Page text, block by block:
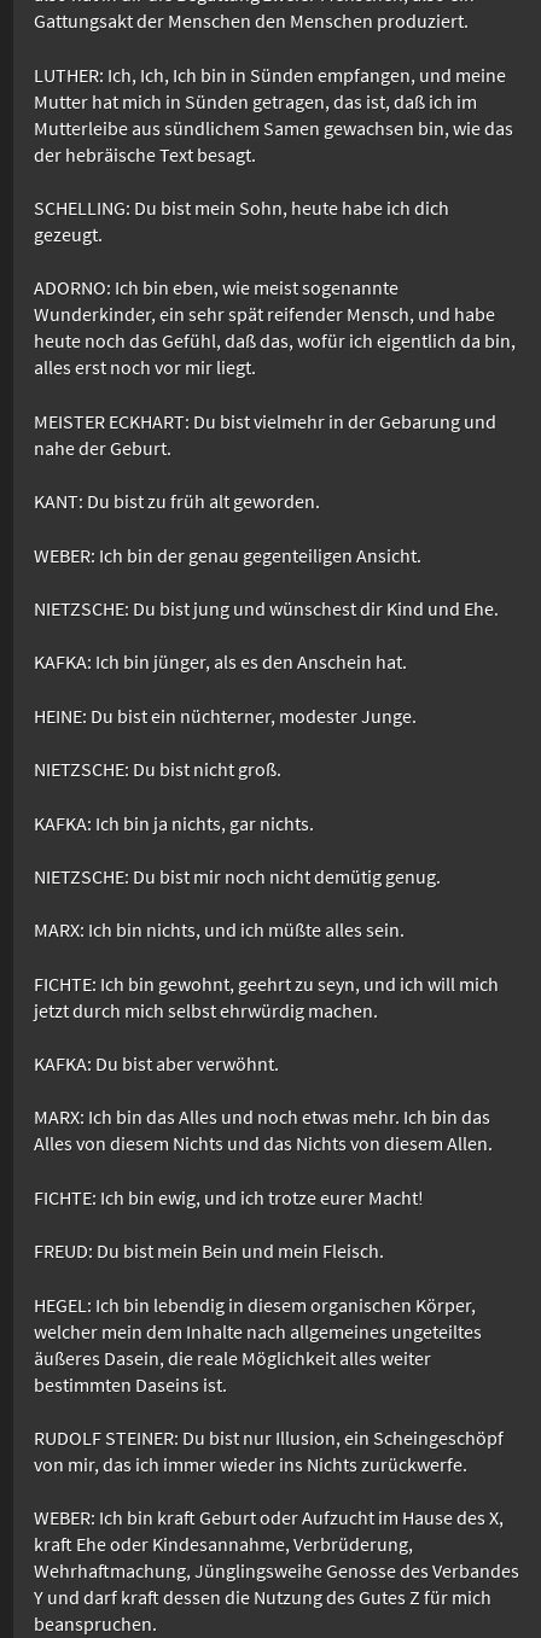
Gattungsakt der Menschen den Menschen produziert.
LUTHER: Ich, Ich, Ich bin in Sünden empfangen, und meine
Mutter hat mich in Sünden getragen, das ist, daß ich im
Mutterleibe aus sündlichem Samen gewachsen bin, wie das
der hebräische Text besagt.
SCHELLING: Du bist mein Sohn, heute habe ich dich
gezeugt.
ADORNO: Ich bin eben, wie meist sogenannte
Wunderkinder, ein sehr spät reifender Mensch, und habe
heute noch das Gefühl, daß das, wofür ich eigentlich da bin,
alles erst noch vor mir liegt.
MEISTER ECKHART: Du bist vielmehr in der Gebarung und
nahe der Geburt.
KANT: Du bist zu früh alt geworden.
WEBER: Ich bin der genau gegenteiligen Ansicht.
NIETZSCHE: Du bist jung und wünschest dir Kind und Ehe.
KAFKA: Ich bin jünger, als es den Anschein hat.
HEINE: Du bist ein nüchterner, modester Junge.
NIETZSCHE: Du bist nicht groß.
KAFKA: Ich bin ja nichts, gar nichts.
NIETZSCHE: Du bist mir noch nicht demütig genug.
MARX: Ich bin nichts, und ich müßte alles sein.
FICHTE: Ich bin gewohnt, geehrt zu seyn, und ich will mich
jetzt durch mich selbst ehrwürdig machen.
KAFKA: Du bist aber verwöhnt.
MARX: Ich bin das Alles und noch etwas mehr. Ich bin das
Alles von diesem Nichts und das Nichts von diesem Allen.
FICHTE: Ich bin ewig, und ich trotze eurer Macht!
FREUD: Du bist mein Bein und mein Fleisch.
HEGEL: Ich bin lebendig in diesem organischen Körper,
welcher mein dem Inhalte nach allgemeines ungeteiltes
äußeres Dasein, die reale Möglichkeit alles weiter
bestimmten Daseins ist.
RUDOLF STEINER: Du bist nur Illusion, ein Scheingeschöpf
von mir, das ich immer wieder ins Nichts zurückwerfe.
WEBER: Ich bin kraft Geburt oder Aufzucht im Hause des X,
kraft Ehe oder Kindesannahme, Verbrüderung,
Wehrhaftmachung, Jünglingsweihe Genosse des Verbandes
Y und darf kraft dessen die Nutzung des Gutes Z für mich
beanspruchen.